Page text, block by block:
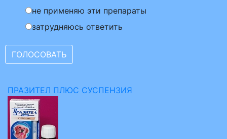
не применяю эти препараты
затрудняюсь ответить
ПРАЗИТЕЛ ПЛЮС СУСПЕНЗИЯ